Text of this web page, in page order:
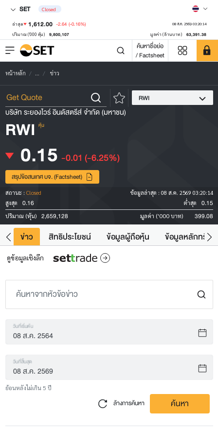
SET Closed
ล่าสุด 1,612.00 -2.64 (-0.16%) 08 ส.ค. 2569 03:20:14
ปริมาณ ('000 หุ้น) 9,800,107 มูลค่า (ล้านบาท) 63,391.38
ค้นหาชื่อย่อ
/ Factsheet
หน้าหลัก ... ข่าว
RWI
บริษัท ระยองไวร์ อินดัสตรีส์ จำกัด (มหาชน)
RWI หุ้น
0.15 -0.01 (-6.25%)
สรุปข้อสนเทศ บจ. (Factsheet)
สถานะ : Closed ข้อมูลล่าสุด : 08 ส.ค. 2569 03:20:14
สูงสุด
0.16 ต่ำสุด 0.15
ปริมาณ (หุ้น) 2,659,128 มูลค่า ('000 บาท) 399.08
ข่าว สิทธิประโยชน์ ข้อมูลผู้ถือหุ้น ข้อมูลหลักทรัพย์
ดูข้อมูลเชิงลึก
วันที่เริ่มต้น
วันที่สิ้นสุด
ย้อนหลังไม่เกิน 5 ปี
ล้างการค้นหา ค้นหา